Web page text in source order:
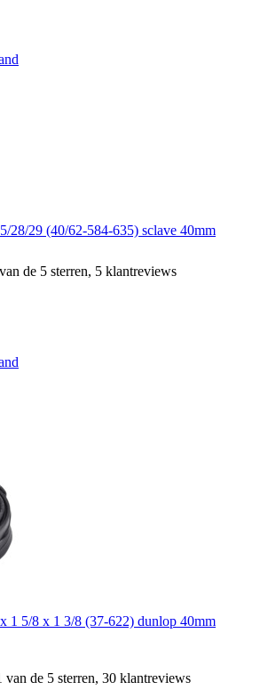
28/29 (40/62-584-635) sclave 40mm
de 5 sterren, 5 klantreviews
1 5/8 x 1 3/8 (37-622) dunlop 40mm
van de 5 sterren, 30 klantreviews